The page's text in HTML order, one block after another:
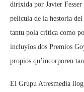
dirixida por Javier
película de la hestoria del
tantu pola crítica como
incluyíos dos Premios
propios qu’incorporen
El Grupu Atresmedia